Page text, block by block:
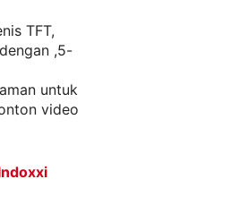
TFT,
,5-
untuk
video